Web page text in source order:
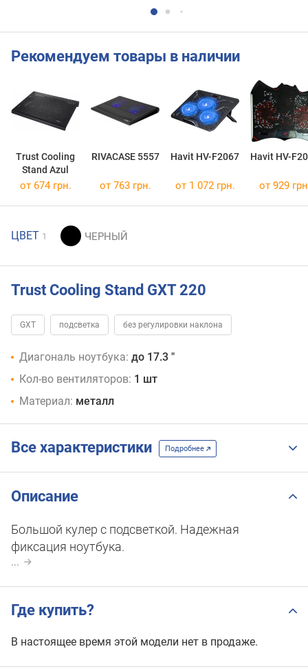
Рекомендуем товары в наличии
Trust Cooling
Stand Azul
RIVACASE 5557 Havit HV-F2067 Havit HV-
от 674 грн. от 763 грн. от 1 072 грн. от 929
ЦВЕТ 1
Trust Cooling Stand GXT 220
GXT подсветка без регулировки наклона
Диагональ ноутбука: до 17.3 "
Кол-во вентиляторов: 1 шт
Материал: металл
Все характеристики Подробнее
Описание
Большой кулер с подсветкой. Надежная
фиксация ноутбука.
...
Где купить?
В настоящее время этой модели нет в продаже.